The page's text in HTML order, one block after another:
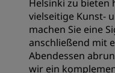
Helsinki zu bieten
vielseitige Kunst-
machen Sie eine
anschließend mit
Abendessen
wir ein